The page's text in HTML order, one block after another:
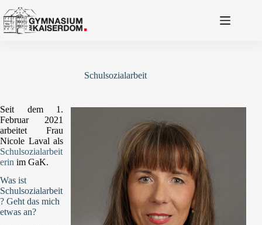
Inhalt
springen
Schulsozialarbeit
Seit dem 1.
Februar 2021
arbeitet Frau
Nicole Laval als
Schulsozialarbeit
erin im GaK.
Was ist
Schulsozialarbeit
? Geht das mich
etwas an?